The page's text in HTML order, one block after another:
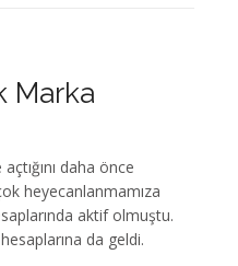
Marka
açtığını daha önce
heyecanlanmamıza
aktif olmuştu.
da geldi.